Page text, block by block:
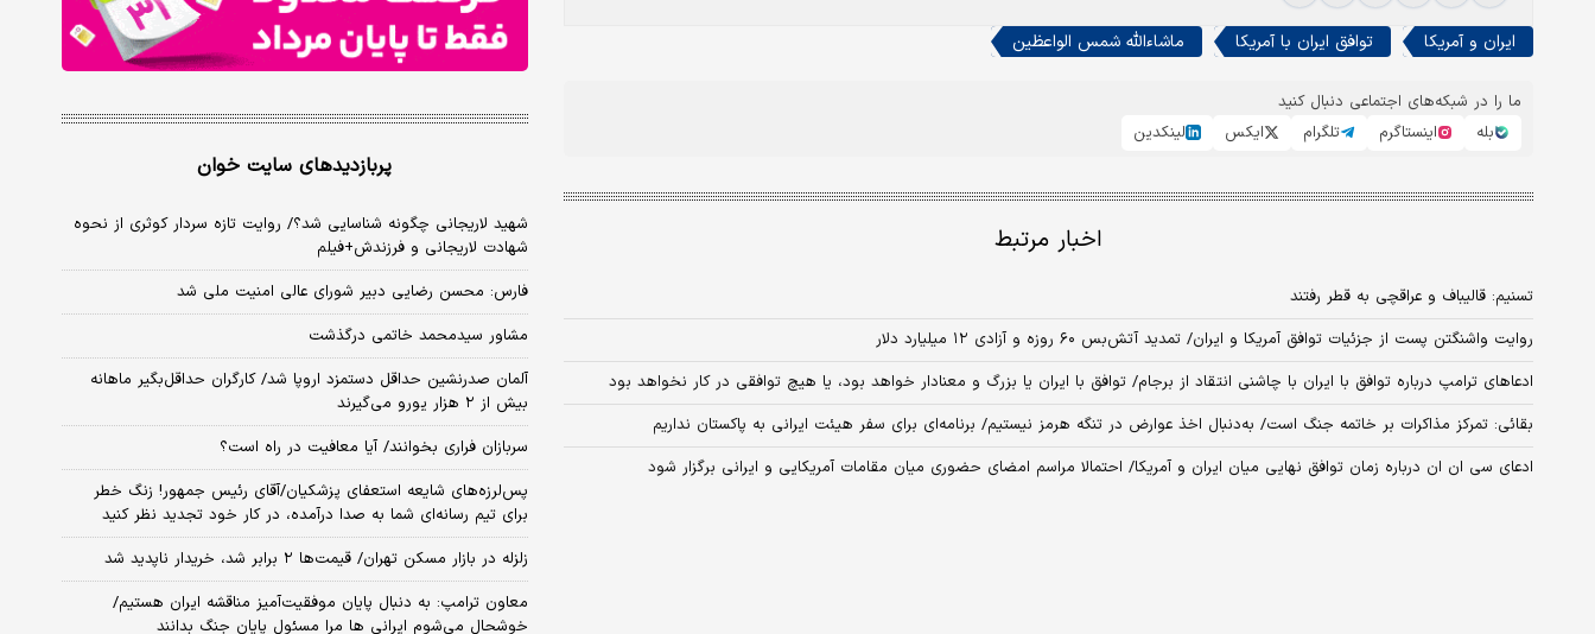
ایران و آمریکا توافق ایران با آمریکا ماشاءالله شمس الواعظین
ما را در شبکه‌های اجتماعی دنبال کنید
بله
اینستاگرم تلگرام ایکس لینکدین
اخبار مرتبط
تسنیم: قالیباف و عراقچی به قطر رفتند
روایت واشنگتن پست از جزئیات توافق آمریکا و ایران/ تمدید آتش‌بس ۶۰ روزه و آزادی ۱۲ میلیارد دلار
ادعاهای ترامپ درباره توافق با ایران با چاشنی انتقاد از برجام/ توافق با ایران یا بزرگ و معنادار خواهد بود، یا هیچ توافقی در کار نخواهد بود
بقائی: تمرکز مذاکرات بر خاتمه جنگ است/ به‌دنبال اخذ عوارض در تنگه هرمز نیستیم/ برنامه‌ای برای سفر هیئت ایرانی به پاکستان نداریم
ادعای سی ان ان درباره زمان توافق نهایی میان ایران و آمریکا/ احتمالا مراسم امضای حضوری میان مقامات آمریکایی و ایرانی برگزار شود
پربازدیدهای سایت خوان
شهید لاریجانی چگونه شناسایی شد؟/ روایت تازه سردار کوثری از نحوه
شهادت لاریجانی و فرزندش+فیلم
فارس: محسن رضایی دبیر شورای عالی امنیت ملی شد
مشاور سیدمحمد خاتمی درگذشت
آلمان صدرنشین حداقل دستمزد اروپا شد/ کارگران حداقل‌بگیر ماهانه
بیش از ۲ هزار یورو می‌گیرند
سربازان فراری بخوانند/ آیا معافیت در راه است؟
پس‌لرزه‌های شایعه استعفای پزشکیان/آقای رئیس جمهور! زنگ خطر
برای تیم رسانه‌ای شما به صدا درآمده، در کار خود تجدید نظر کنید
زلزله در بازار مسکن تهران/ قیمت‌ها ۲ برابر شد، خریدار ناپدید شد
معاون ترامپ: به دنبال پایان موفقیت‌آمیز مناقشه ایران هستیم/
خوشحال می‌شوم ایرانی ها مرا مسئول پایان جنگ بدانند